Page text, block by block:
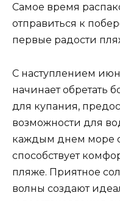
Самое время
отправиться к
первые радости
С наступлением
начинает обретать
для купания,
возможности для
каждым днем море
способствует
пляже. Приятное
волны создают